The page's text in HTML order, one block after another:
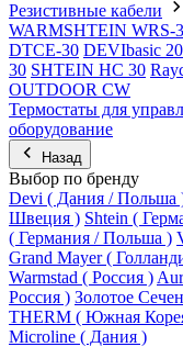
Резистивные кабели
WARMSHTEIN WRS-
DTCE-30 DEVIbasic
30 SHTEIN HC 30
OUTDOOR CW
Термостаты для
оборудование
Назад
Выбор по бренду
Devi ( Дания / Польша
Швеция ) Shtein (
( Германия / Польша )
Grand Mayer (
Warmstad ( Россия )
Россия ) Золотое
THERM ( Южная
Microline ( Дания )